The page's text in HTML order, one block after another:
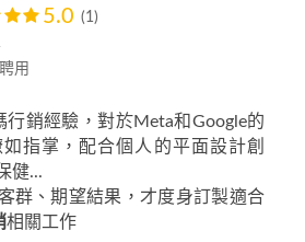
5.0 (1)
用
行銷經驗，對於Meta和Google的
指掌，配合個人的平面設計創
健...
群、期望結果，才度身訂製適合
相關工作